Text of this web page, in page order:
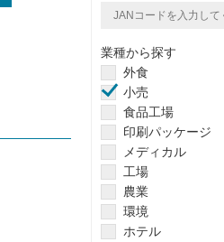
業種から探す
外食
小売
食品工場
印刷パッケージ
メディカル
工場
農業
環境
ホテル